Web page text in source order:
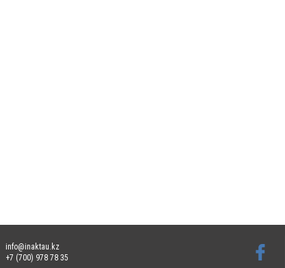
info@inaktau.kz
+7 (700) 978 78 35